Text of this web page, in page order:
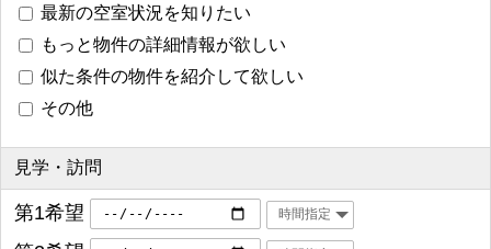
最新の空室状況を知りたい
もっと物件の詳細情報が欲しい
似た条件の物件を紹介して欲しい
その他
見学・訪問
第1希望